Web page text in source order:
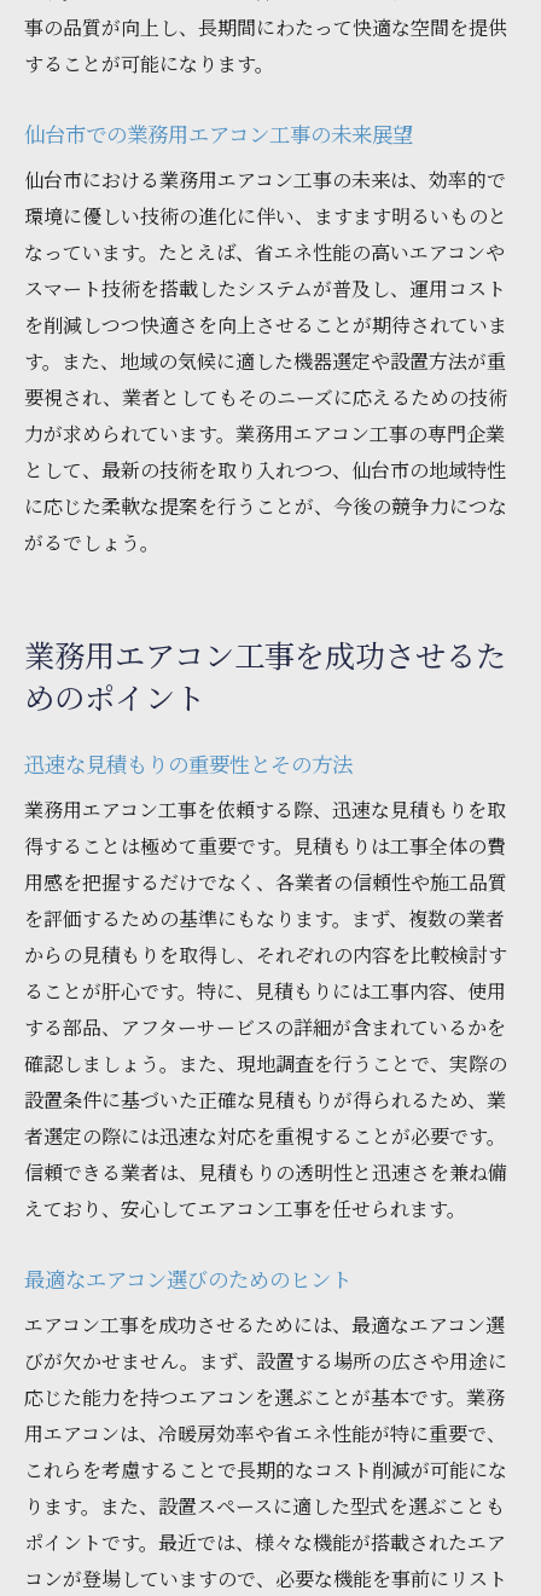
事の品質が向上し、長期間にわたって快適な空間を提供
することが可能になります。
仙台市での業務用エアコン工事の未来展望
仙台市における業務用エアコン工事の未来は、効率的で
環境に優しい技術の進化に伴い、ますます明るいものと
なっています。たとえば、省エネ性能の高いエアコンや
スマート技術を搭載したシステムが普及し、運用コスト
を削減しつつ快適さを向上させることが期待されていま
す。また、地域の気候に適した機器選定や設置方法が重
要視され、業者としてもそのニーズに応えるための技術
力が求められています。業務用エアコン工事の専門企業
として、最新の技術を取り入れつつ、仙台市の地域特性
に応じた柔軟な提案を行うことが、今後の競争力につな
がるでしょう。
業務用エアコン工事を成功させるた
めのポイント
迅速な見積もりの重要性とその方法
業務用エアコン工事を依頼する際、迅速な見積もりを取
得することは極めて重要です。見積もりは工事全体の費
用感を把握するだけでなく、各業者の信頼性や施工品質
を評価するための基準にもなります。まず、複数の業者
からの見積もりを取得し、それぞれの内容を比較検討す
ることが肝心です。特に、見積もりには工事内容、使用
する部品、アフターサービスの詳細が含まれているかを
確認しましょう。また、現地調査を行うことで、実際の
設置条件に基づいた正確な見積もりが得られるため、業
者選定の際には迅速な対応を重視することが必要です。
信頼できる業者は、見積もりの透明性と迅速さを兼ね備
えており、安心してエアコン工事を任せられます。
最適なエアコン選びのためのヒント
エアコン工事を成功させるためには、最適なエアコン選
びが欠かせません。まず、設置する場所の広さや用途に
応じた能力を持つエアコンを選ぶことが基本です。業務
用エアコンは、冷暖房効率や省エネ性能が特に重要で、
これらを考慮することで長期的なコスト削減が可能にな
ります。また、設置スペースに適した型式を選ぶことも
ポイントです。最近では、様々な機能が搭載されたエア
コンが登場していますので、必要な機能を事前にリスト